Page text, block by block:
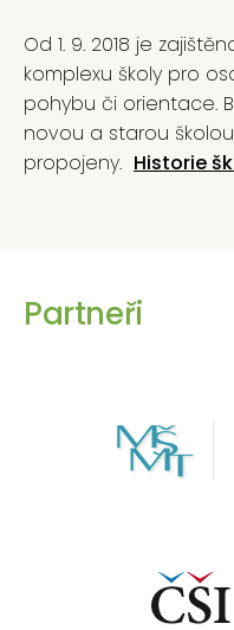
Od 1. 9. 2018 je
komplexu školy pro
pohybu či orientace.
novou a starou
propojeny. Historie
Partneři